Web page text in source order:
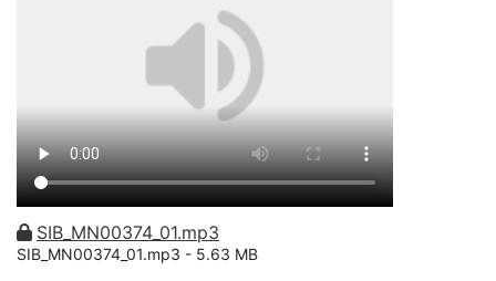
SIB_MN00374_01.mp3
SIB_MN00374_01.mp3 - 5.63 MB